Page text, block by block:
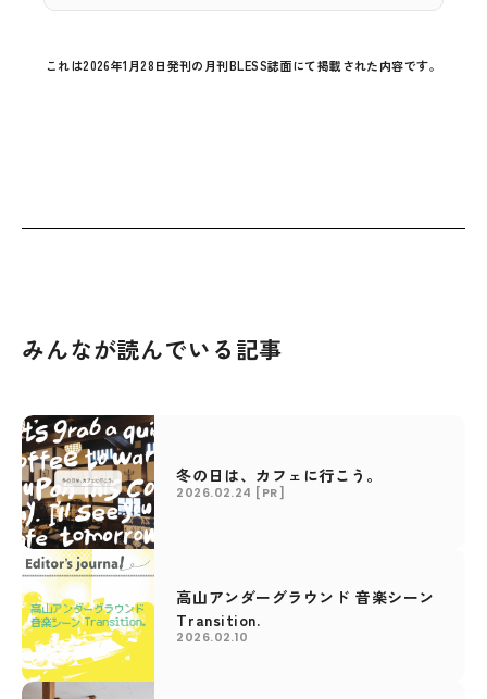
これは2026年1月28日発刊の月刊BLESS誌面にて掲載された内容です。
みんなが読んでいる記事
冬の日は、カフェに行こう。
2026.02.24 [PR]
高山アンダーグラウンド 音楽シーン
Transition.
2026.02.10